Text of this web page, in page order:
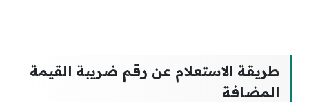
طريقة الاستعلام عن رقم ضريبة القيمة
المضافة